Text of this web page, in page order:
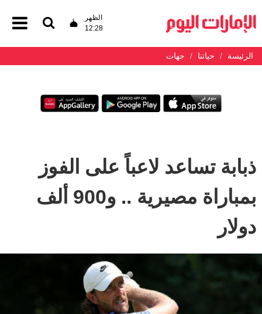
الظهر
12:28
الرئيسة حياتنا جهات
ذبابة تساعد لاعباً على الفوز
بمباراة مصيرية .. و900 ألف
دولار